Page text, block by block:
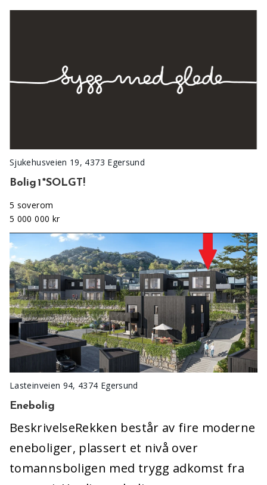
Sjukehusveien 19, 4373 Egersund
Bolig 1 *SOLGT!
5 soverom
5 000 000 kr
Lasteinveien 94, 4374 Egersund
Enebolig
BeskrivelseRekken består av fire moderne
eneboliger, plassert et nivå over
tomannsboligen med trygg adkomst fra